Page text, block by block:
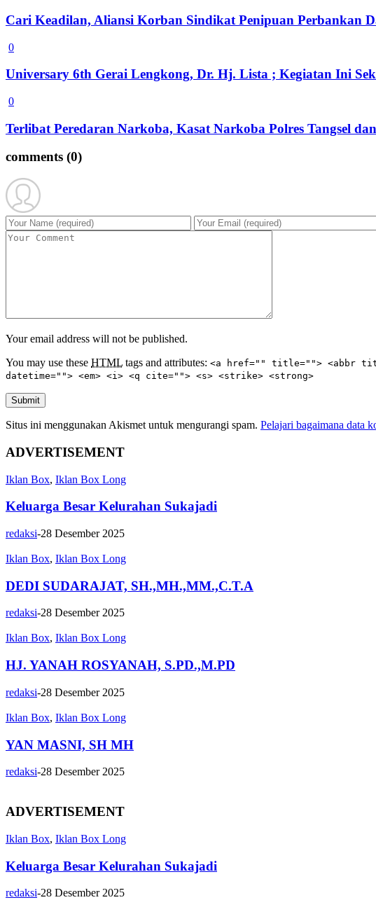
Cari Keadilan, Aliansi Korban Sindikat Penipuan Perbankan
0
Universary 6th Gerai Lengkong, Dr. Hj. Lista ; Kegiatan Ini
0
Terlibat Peredaran Narkoba, Kasat Narkoba Polres Tangsel
comments (0)
Your email address will not be published.
You may use these HTML tags and attributes: <a href="" title=""> <abbr
datetime=""> <em> <i> <q cite=""> <s> <strike> <strong>
Submit
Situs ini menggunakan Akismet untuk mengurangi spam. Pelajari bagaimana data
ADVERTISEMENT
Iklan Box, Iklan Box Long
Keluarga Besar Kelurahan Sukajadi
redaksi-28 Desember 2025
Iklan Box, Iklan Box Long
DEDI SUDARAJAT, SH.,MH.,MM.,C.T.A
redaksi-28 Desember 2025
Iklan Box, Iklan Box Long
HJ. YANAH ROSYANAH, S.PD.,M.PD
redaksi-28 Desember 2025
Iklan Box, Iklan Box Long
YAN MASNI, SH MH
redaksi-28 Desember 2025
ADVERTISEMENT
Iklan Box, Iklan Box Long
Keluarga Besar Kelurahan Sukajadi
redaksi-28 Desember 2025